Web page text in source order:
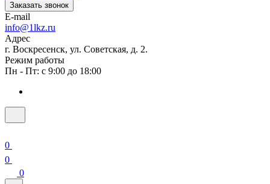
Заказать звонок
E-mail
info@1lkz.ru
Адрес
г. Воскресенск, ул. Советская, д. 2.
Режим работы
Пн - Пт: с 9:00 до 18:00
0
0
0